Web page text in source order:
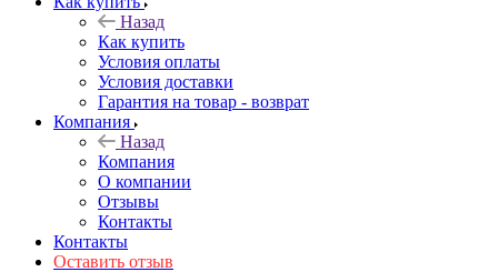
Назад
Как купить
Условия оплаты
Условия доставки
Гарантия на товар - возврат
Компания
Назад
Компания
О компании
Отзывы
Контакты
Контакты
Оставить отзыв